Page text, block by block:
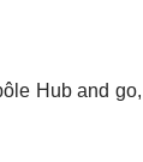
Hub and go,